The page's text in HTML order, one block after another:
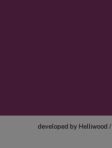
developed by Helliwood /